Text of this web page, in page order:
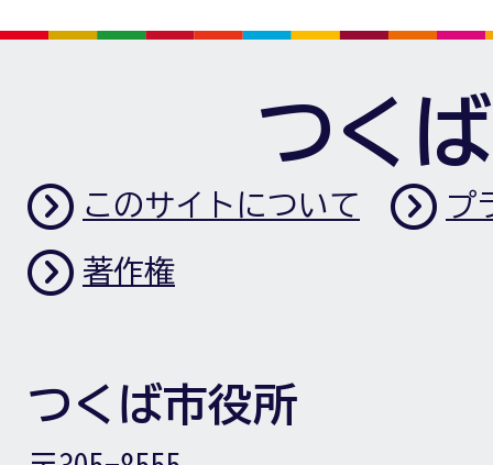
つく
このサイトについて プ
著作権
つくば市役所